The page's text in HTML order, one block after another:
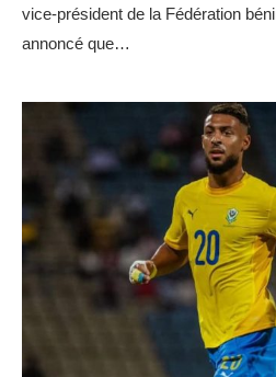
vice-président de la Fédération
annoncé que…